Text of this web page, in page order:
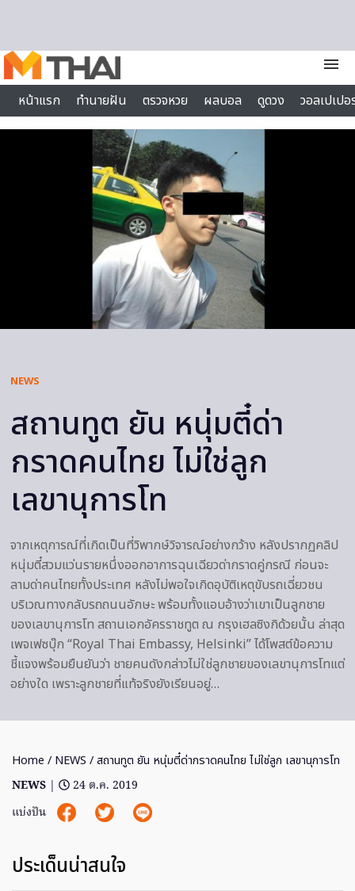
menu
หน้าแรก
ทำนายฝัน ตรวจหวย ผลบอล ดูดวง
วอลเปเป
ไลฟ์สไตล์
NEWS
สถานทูต ยัน หนุ่มตี๋ด่า
กราดคนไทย ไม่ใช่ลูก
เลขานุการโท
จากเหตุการณ์ที่เกิดเป็นที่วิพากษ์วิจารณ์อย่างกว้าง หลังปรากฏคลิป
หนุ่มตี๋สวมแว่นรายหนึ่งออกอาการฉุนเฉียวด่ากราดคู่กรณี ก่อนจะ
ลามด่าคนไทยทั้งประเทศ หลังไม่พอใจเกิดอุบัติเหตุขับรถเฉี่ยวชน
บริเวณทางกลับรถถนนอักษะ พร้อมทั้งแอบอ้างว่าเขาเป็นลูกชาย
ของเลขานุการโท สถานเอกอัครราชทูต ณ กรุงเฮลซิงกิด้วยนั้น ล่าสุด
เพจเฟซบุ๊ก “Royal Thai Embassy, Helsinki” ได้โพสต์ข้อความ
ชี้แจงพร้อมยืนยันว่า ชายคนดังกล่าวไม่ใช่ลูกชายของเลขานุการโทแต่
อย่างใด เพราะลูกชายที่แท้จริงยังเรียนอยู่…
Home / NEWS / สถานทูต ยัน หนุ่มตี๋ด่ากราดคนไทย ไม่ใช่ลูก เลขานุการโท
NEWS |
24 ต.ค. 2019
แบ่งปัน
ประเด็นน่าสนใจ